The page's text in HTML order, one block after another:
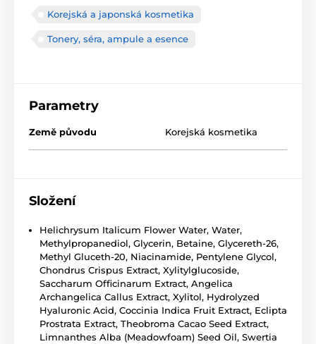
Korejská a japonská kosmetika
Tonery, séra, ampule a esence
Parametry
Země původu Korejská kosmetika
Složení
Helichrysum Italicum Flower Water, Water,
Methylpropanediol, Glycerin, Betaine, Glycereth-26,
Methyl Gluceth-20, Niacinamide, Pentylene Glycol,
Chondrus Crispus Extract, Xylitylglucoside,
Saccharum Officinarum Extract, Angelica
Archangelica Callus Extract, Xylitol, Hydrolyzed
Hyaluronic Acid, Coccinia Indica Fruit Extract, Eclipta
Prostrata Extract, Theobroma Cacao Seed Extract,
Limnanthes Alba (Meadowfoam) Seed Oil, Swertia